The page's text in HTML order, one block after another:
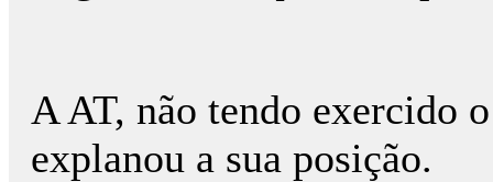
A AT, não tendo exercido
explanou a sua posição.